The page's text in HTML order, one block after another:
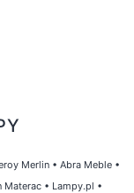
Merlin • Abra Meble •
Materac • Lampy.pl •